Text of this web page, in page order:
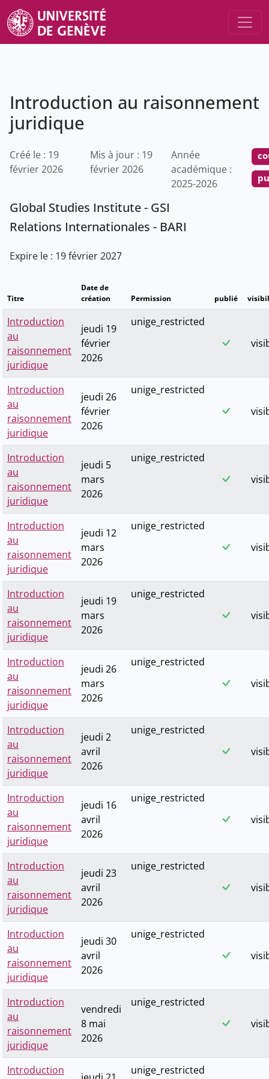
Introduction au raisonnement
juridique
Créé le : 19
février 2026
Mis à jour : 19
février 2026
Année
académique :
2025-2026
Global Studies Institute - GSI
Relations Internationales - BARI
Expire le : 19 février 2027
Titre
Date de
création
Permission publié
Introduction
au
raisonnement
juridique
jeudi 19
février
2026
unige_restricted
Introduction
au
raisonnement
juridique
jeudi 26
février
2026
unige_restricted
Introduction
au
raisonnement
juridique
jeudi 5
mars
2026
unige_restricted
Introduction
au
raisonnement
juridique
jeudi 12
mars
2026
unige_restricted
Introduction
au
raisonnement
juridique
jeudi 19
mars
2026
unige_restricted
Introduction
au
raisonnement
juridique
jeudi 26
mars
2026
unige_restricted
Introduction
au
raisonnement
juridique
jeudi 2
avril
2026
unige_restricted
Introduction
au
raisonnement
juridique
jeudi 16
avril
2026
unige_restricted
Introduction
au
raisonnement
juridique
jeudi 23
avril
2026
unige_restricted
Introduction
au
raisonnement
juridique
jeudi 30
avril
2026
unige_restricted
Introduction
au
raisonnement
juridique
vendredi
8 mai
2026
unige_restricted
Introduction
unige_restricted